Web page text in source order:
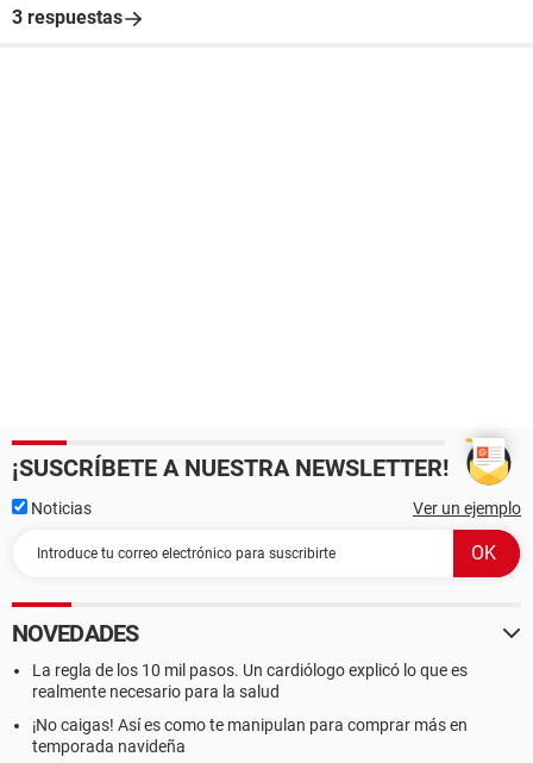
3 respuestas
¡SUSCRÍBETE A NUESTRA NEWSLETTER!
Noticias Ver un ejemplo
NOVEDADES
La regla de los 10 mil pasos. Un cardiólogo explicó lo que es
realmente necesario para la salud
¡No caigas! Así es como te manipulan para comprar más en
temporada navideña